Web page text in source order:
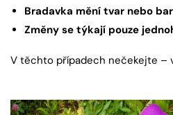
Bradavka mění tvar nebo
Změny se týkají pouze
V těchto případech nečekejte –